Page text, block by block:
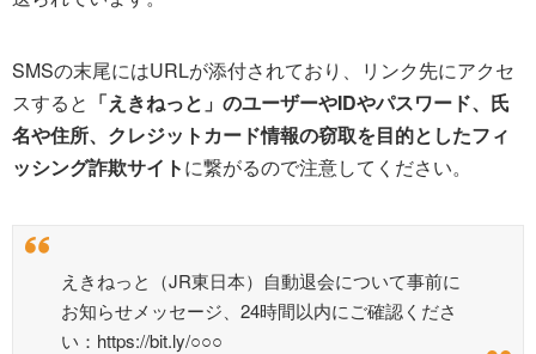
SMSの末尾にはURLが添付されており、リンク先にアクセ
スすると 「えきねっと」のユーザーやIDやパスワード、氏
名や住所、クレジットカード情報の窃取を目的としたフィ
ッシング詐欺サイトに繋がるので注意してください。
えきねっと（JR東日本）自動退会について事前に
お知らせメッセージ、24時間以内にご確認くださ
い：https://bit.ly/○○○